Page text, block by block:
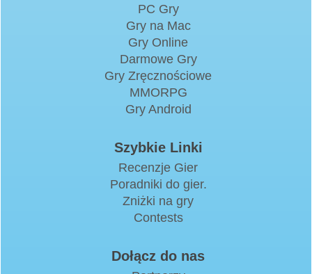
PC Gry
Gry na Mac
Gry Online
Darmowe Gry
Gry Zręcznościowe
MMORPG
Gry Android
Szybkie Linki
Recenzje Gier
Poradniki do gier.
Zniżki na gry
Contests
Dołącz do nas